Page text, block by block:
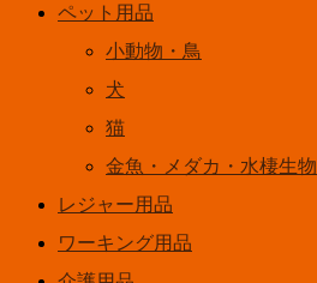
ペット用品
小動物・鳥
犬
猫
金魚・メダカ・水棲生物
レジャー用品
ワーキング用品